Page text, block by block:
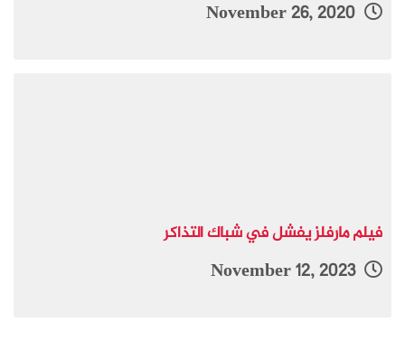
فيلم مارفلز يفشل في شباك التذاكر
November 12, 2023